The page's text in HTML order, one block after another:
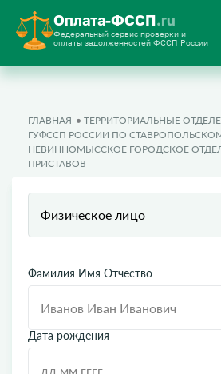
Оплата-ФССП.ru
Федеральный сервис проверки и
оплаты задолженностей ФССП России
ГЛАВНАЯ
ТЕРРИТОРИАЛЬНЫЕ
ГУФССП РОССИИ ПО
НЕВИННОМЫССКОЕ ГОРОДСКОЕ
ПРИСТАВОВ
Физическое лицо
Фамилия Имя Отчество
Дата рождения